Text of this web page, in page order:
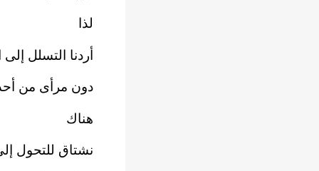
لذا
أردنا التسلل إلى
دون مرأى من
هناك
نشتاق للتحول